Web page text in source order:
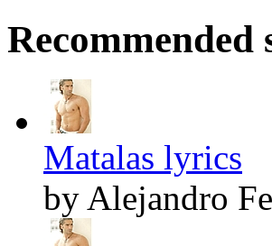
Recommended
Matalas lyrics
by Alejandro